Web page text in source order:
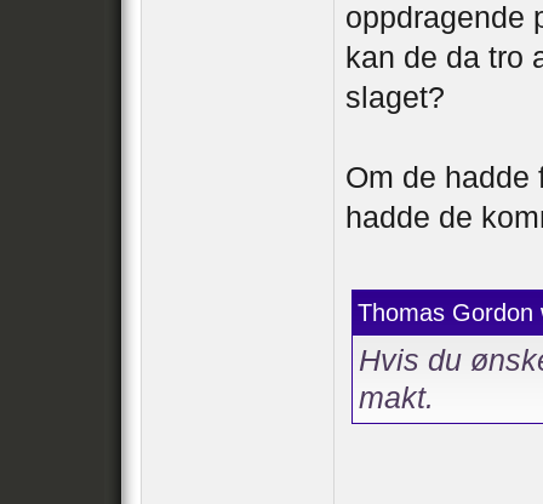
oppdragende
kan de da tro
slaget?
Om de hadde
hadde de
Thomas Gordon
Hvis du
makt.